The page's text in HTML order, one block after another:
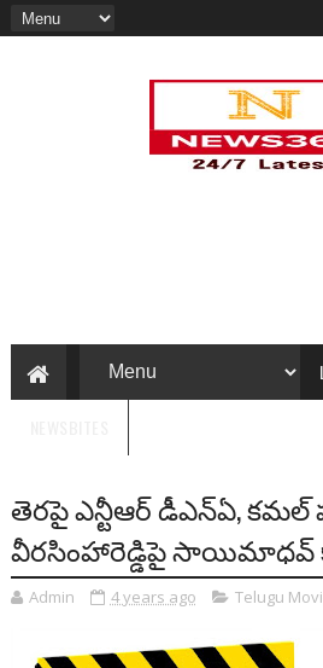
తెరపై ఎన్టీఆర్ డీఎన్‌ఏ,
వీరసింహారెడ్డిపై సాయిమాధవ్
Admin 4 years ago Telugu